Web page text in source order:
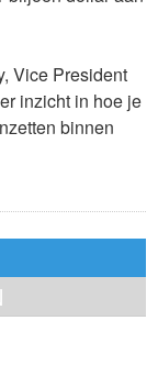
Vice President
inzicht in hoe je
binnen